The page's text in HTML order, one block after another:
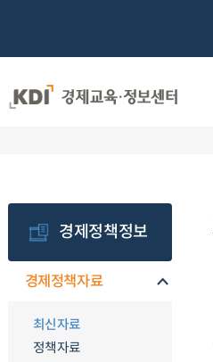
경제정책정보
경제정책자료
최신자료
정책자료